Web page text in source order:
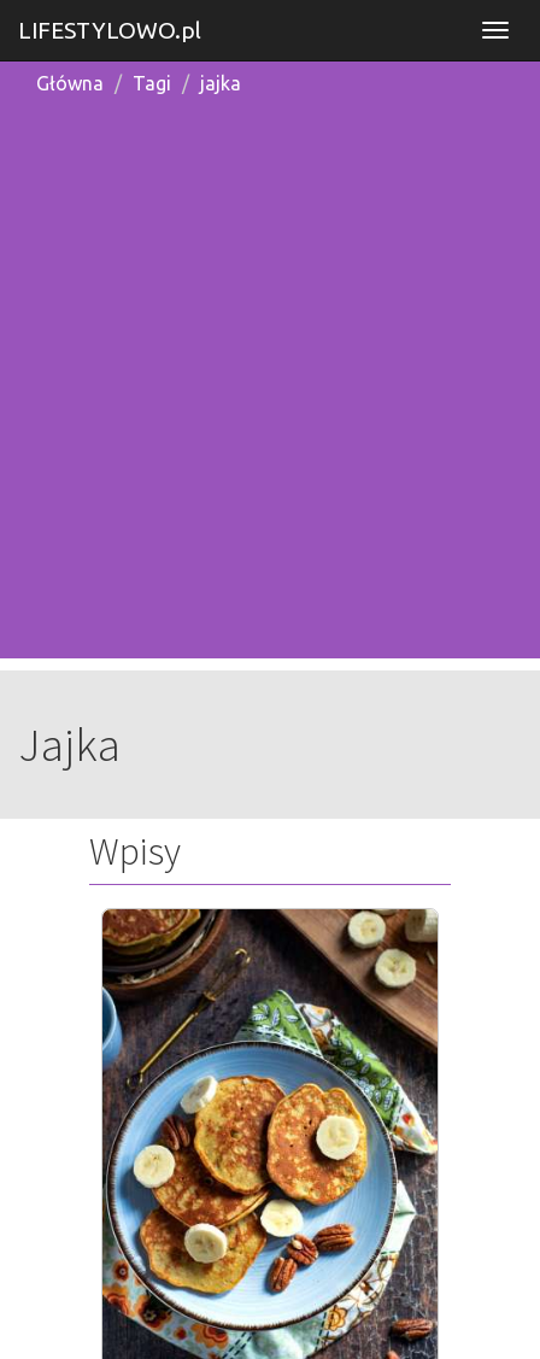
LIFESTYLOWO.pl
Główna Tagi jajka
Jajka
Wpisy